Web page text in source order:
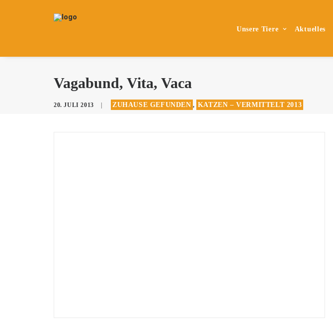
Unsere Tiere Aktuelles
Vagabund, Vita, Vaca
20. JULI 2013 ZUHAUSE GEFUNDEN , KATZEN – VERMITTELT 2013